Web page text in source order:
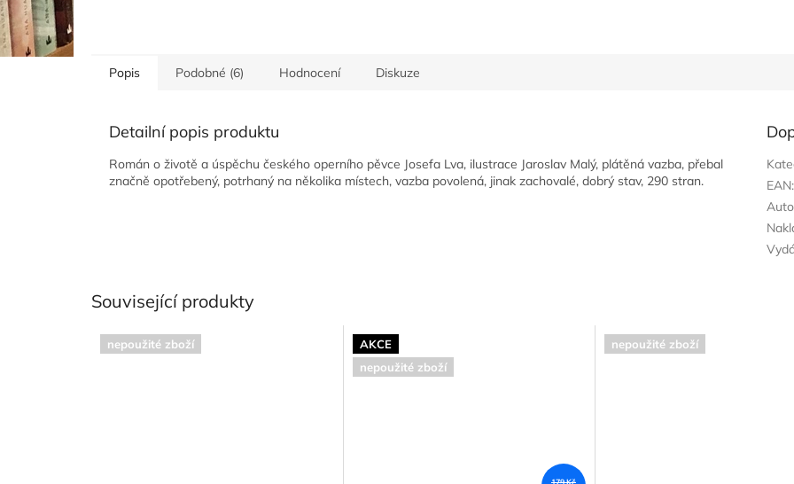
Popis Podobné (6) Hodnocení Diskuze
Detailní popis produktu
Román o životě a úspěchu českého operního pěvce Josefa Lva, ilustrace Jaroslav Malý, plátěná vazba, přebal
značně opotřebený, potrhaný na několika místech, vazba povolená, jinak zachovalé, dobrý stav, 290 stran.
EAN:
Související produkty
nepoužité zboží
AKCE
nepoužité zboží
179 Kč
nepoužité zboží